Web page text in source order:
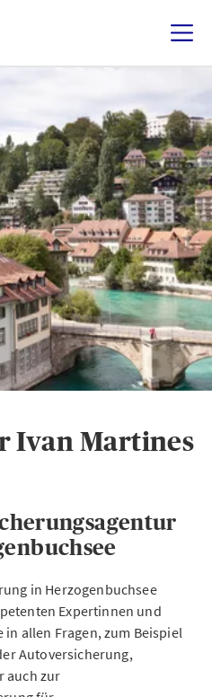
Ivan Martines
in Herzogenbuchsee
Expertinnen und
in allen Fragen, zum Beispiel
Autoversicherung,
auch zur